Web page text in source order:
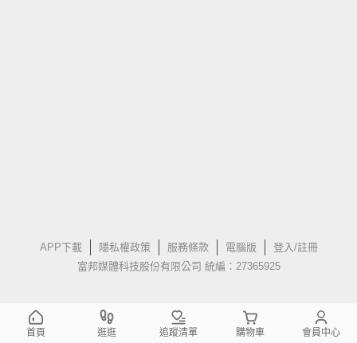
APP下載 隱私權政策 服務條款 電腦版
登入/註冊
富邦媒體科技股份有限公司 統編：27365925
首頁 逛逛 追蹤清單 購物車 會員中心